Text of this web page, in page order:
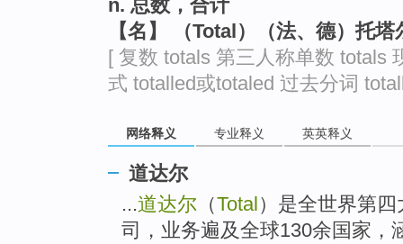
n. 总数，合计
【名】 （Total）（法、德）托
[ 复数 totals 第三人称单数 totals
式 totalled或totaled 过去分词
网络释义 专业释义 英英释义
道达尔
...道达尔 （Total ）是全世界第
司，业务遍及全球130余国家，